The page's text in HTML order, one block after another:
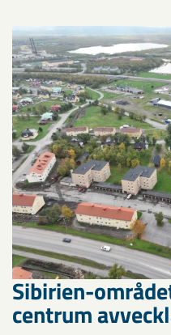
Sibirien-
centrum